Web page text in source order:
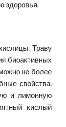
здоровья.
Траву
биоактивных
не более
свойства.
и лимонную
кислый